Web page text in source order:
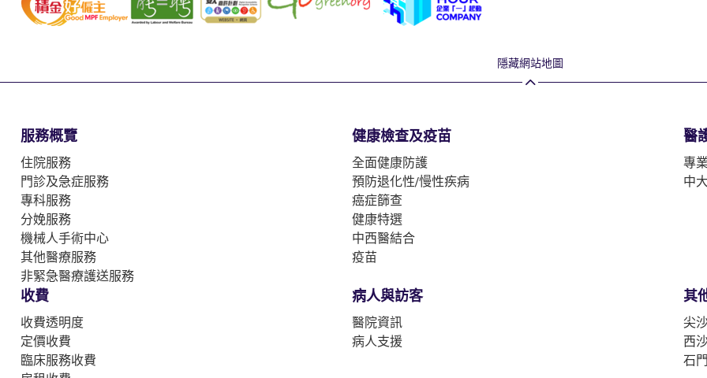
隱藏網站地圖
服務概覽
住院服務
門診及急症服務
專科服務
分娩服務
機械人手術中心
其他醫療服務
非緊急醫療護送服務
健康檢查及疫苗
全面健康防護
預防退化性/慢性疾病
癌症篩查
健康特選
中西醫結合
疫苗
醫
專
中
收費
收費透明度
定價收費
臨床服務收費
病人與訪客
醫院資訊
病人支援
其
尖
西
石